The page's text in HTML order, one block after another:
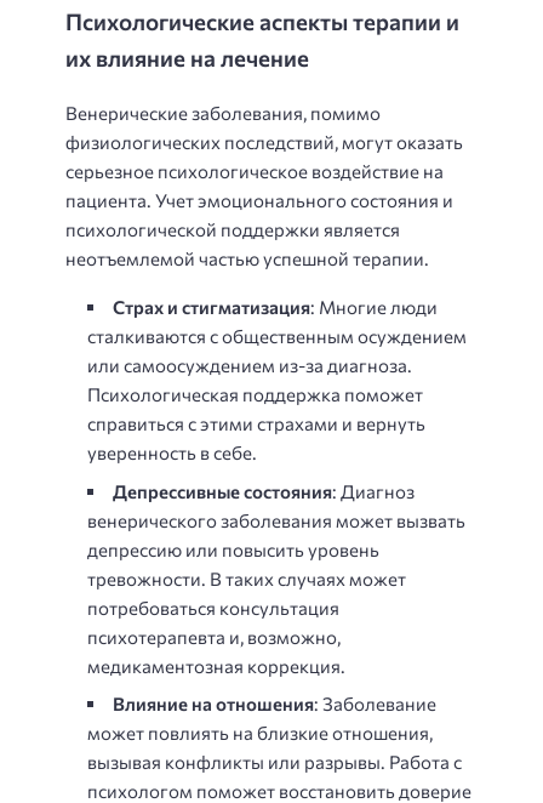
Психологические аспекты терапии и
их влияние на лечение
Венерические заболевания, помимо
физиологических последствий, могут оказать
серьезное психологическое воздействие на
пациента. Учет эмоционального состояния и
психологической поддержки является
неотъемлемой частью успешной терапии.
Страх и стигматизация: Многие люди
сталкиваются с общественным осуждением
или самоосуждением из-за диагноза.
Психологическая поддержка поможет
справиться с этими страхами и вернуть
уверенность в себе.
Депрессивные состояния: Диагноз
венерического заболевания может вызвать
депрессию или повысить уровень
тревожности. В таких случаях может
потребоваться консультация
психотерапевта и, возможно,
медикаментозная коррекция.
Влияние на отношения: Заболевание
может повлиять на близкие отношения,
вызывая конфликты или разрывы. Работа с
психологом поможет восстановить доверие